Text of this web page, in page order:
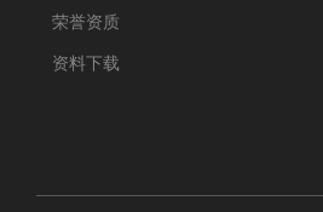
荣誉资质
资料下载